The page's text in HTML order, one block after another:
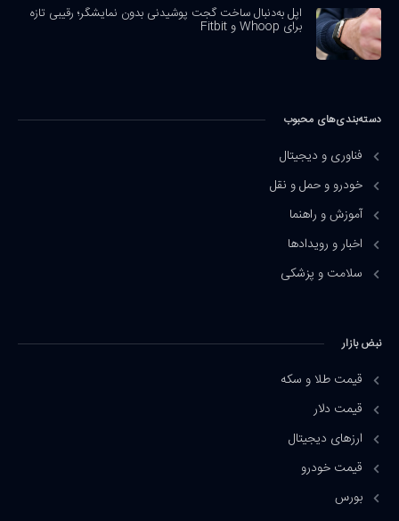
اپل به‌دنبال ساخت گجت پوشیدنی بدون نمایشگر؛ رقیبی تازه
برای Whoop و Fitbit
دسته‌بندی‌های محبوب
فناوری و دیجیتال
خودرو و حمل و نقل
آموزش و راهنما
اخبار و رویدادها
سلامت و پزشکی
نبض بازار
قیمت طلا و سکه
قیمت دلار
ارزهای دیجیتال
قیمت خودرو
بورس